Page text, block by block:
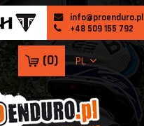
info@proenduro.pl
+48 509 155 792
(0) PL